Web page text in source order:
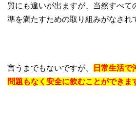
質にも違いが出ますが、当然すべて
準を満たすための取り組みがなされ
言うまでもないですが、
日常生活で
問題もなく安全に飲むことができま